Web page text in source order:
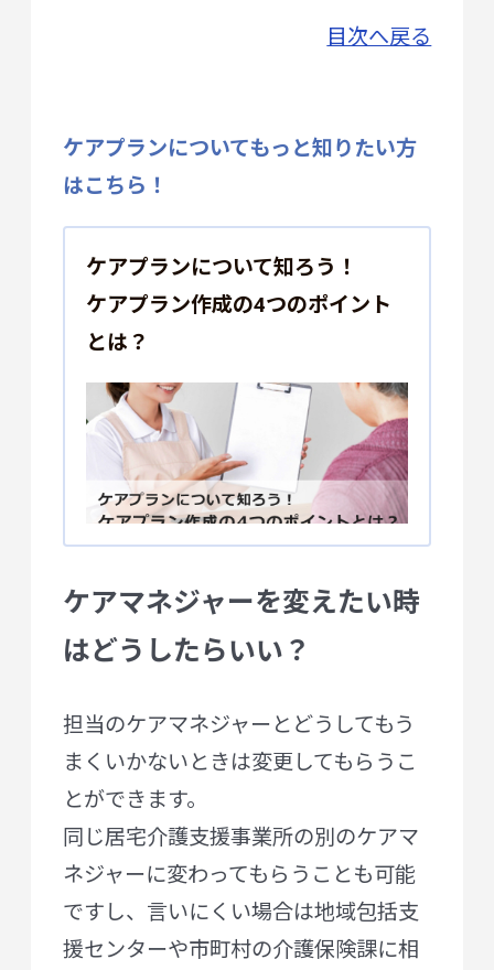
目次へ戻る
ケアプランについてもっと知りたい方
はこちら！
ケアプランについて知ろう！
ケアプラン作成の4つのポイント
とは？
ケアマネジャーを変えたい時
はどうしたらいい？
担当のケアマネジャーとどうしてもう
まくいかないときは変更してもらうこ
とができます。
同じ居宅介護支援事業所の別のケアマ
ネジャーに変わってもらうことも可能
ですし、言いにくい場合は地域包括支
援センターや市町村の介護保険課に相